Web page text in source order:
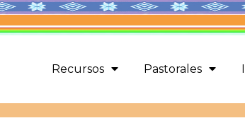
Recursos Pastorales